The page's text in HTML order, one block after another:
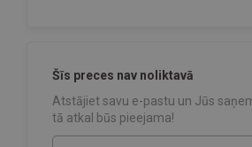
Šīs preces nav noliktavā
Atstājiet savu e-pastu un Jūs
tā atkal būs pieejama!